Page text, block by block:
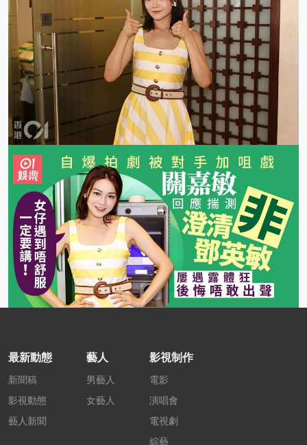
最新動態
新聞稿
影視動態
藝人新聞
藝人
男藝人
女藝人
影視制作
電影
演唱會
電視劇
綜藝